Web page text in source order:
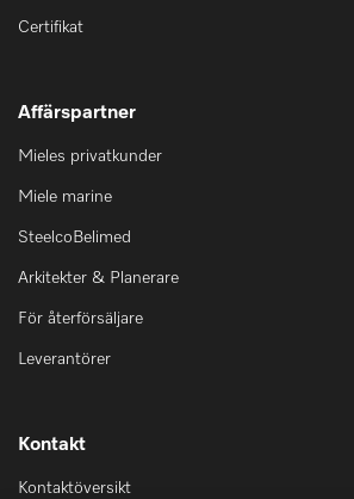
Certifikat
Affärspartner
Mieles privatkunder
Miele marine
SteelcoBelimed
Arkitekter & Planerare
För återförsäljare
Leverantörer
Kontakt
Kontaktöversikt